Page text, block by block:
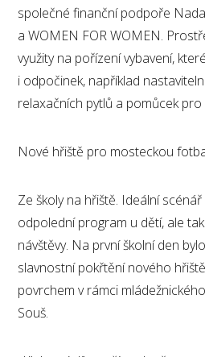
společné finanční podpoře
a WOMEN FOR WOMEN.
využity na pořízení vybavení,
i odpočinek, například
relaxačních pytlů a pomůcek
Nové hřiště pro mosteckou
Ze školy na hřiště. Ideální
odpolední program u dětí, ale
návštěvy. Na první školní den
slavnostní pokřtění nového
povrchem v rámci
Souš.